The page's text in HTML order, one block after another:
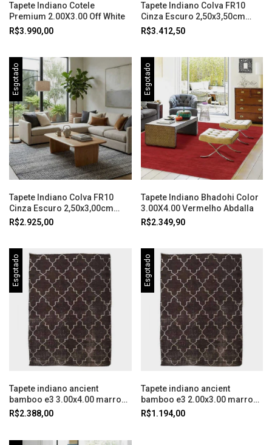
Tapete Indiano Cotele
Premium 2.00X3.00 Off White
R$3.990,00
Tapete Indiano Colva FR10
Cinza Escuro 2,50x3,50cm
Abdalla
R$3.412,50
Esgotado
Tapete Indiano Colva FR10
Cinza Escuro 2,50x3,00cm
Abdalla
R$2.925,00
Esgotado
Tapete Indiano Bhadohi Color
3.00X4.00 Vermelho Abdalla
R$2.349,90
Esgotado
Tapete indiano ancient
bamboo e3 3.00x4.00 marrom
- 110070
R$2.388,00
Esgotado
Tapete indiano ancient
bamboo e3 2.00x3.00 marrom
- 110064
R$1.194,00